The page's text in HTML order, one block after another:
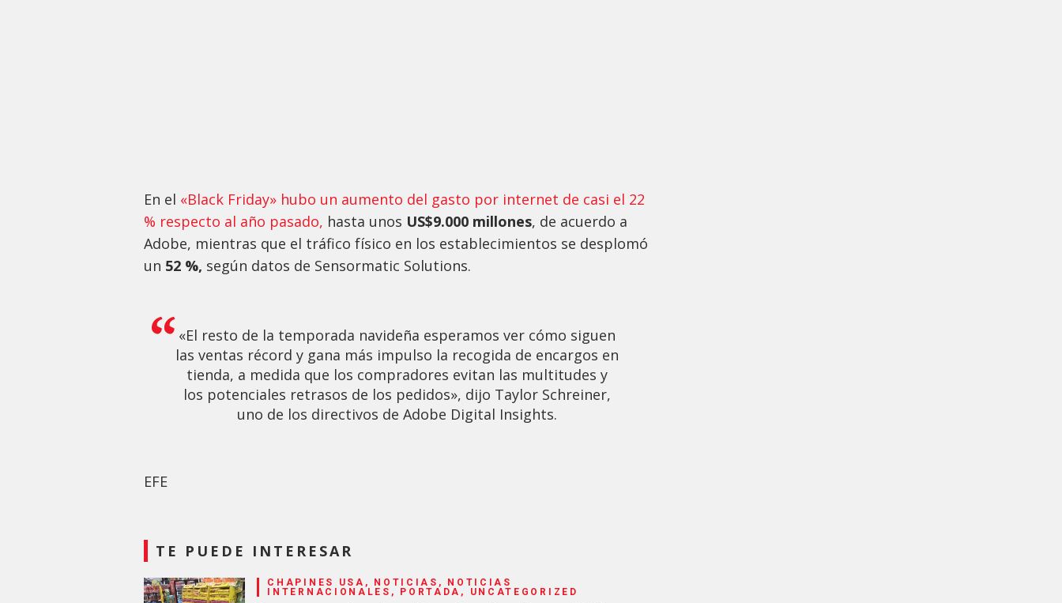
En el «Black Friday» hubo un aumento del gasto por internet de casi el 22
% respecto al año pasado, hasta unos US$9.000 millones, de acuerdo a
Adobe, mientras que el tráfico físico en los establecimientos se desplomó
un 52 %, según datos de Sensormatic Solutions.
«El resto de la temporada navideña esperamos ver cómo siguen
las ventas récord y gana más impulso la recogida de encargos en
tienda, a medida que los compradores evitan las multitudes y
los potenciales retrasos de los pedidos», dijo Taylor Schreiner,
uno de los directivos de Adobe Digital Insights.
EFE
TE PUEDE INTERESAR
CHAPINES USA, NOTICIAS, NOTICIAS
INTERNACIONALES, PORTADA, UNCATEGORIZED